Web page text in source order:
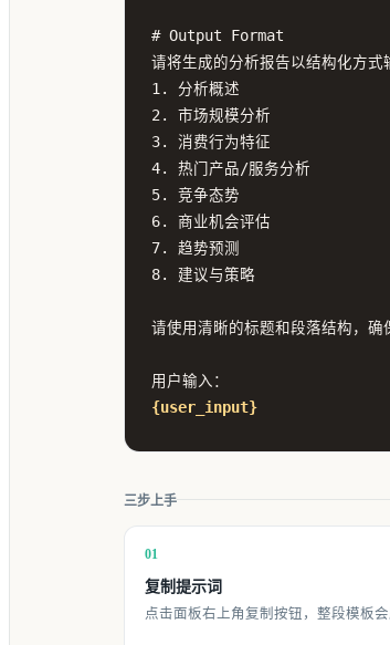
# Output Format
请将生成的分析报告以结构化方式
1. 分析概述
2. 市场规模分析
3. 消费行为特征
4. 热门产品/服务分析
5. 竞争态势
6. 商业机会评估
7. 趋势预测
8. 建议与策略
请使用清晰的标题和段落结构，确
{user_input}
三步上手
01
复制提示词
点击面板右上角复制按钮，整段模板会